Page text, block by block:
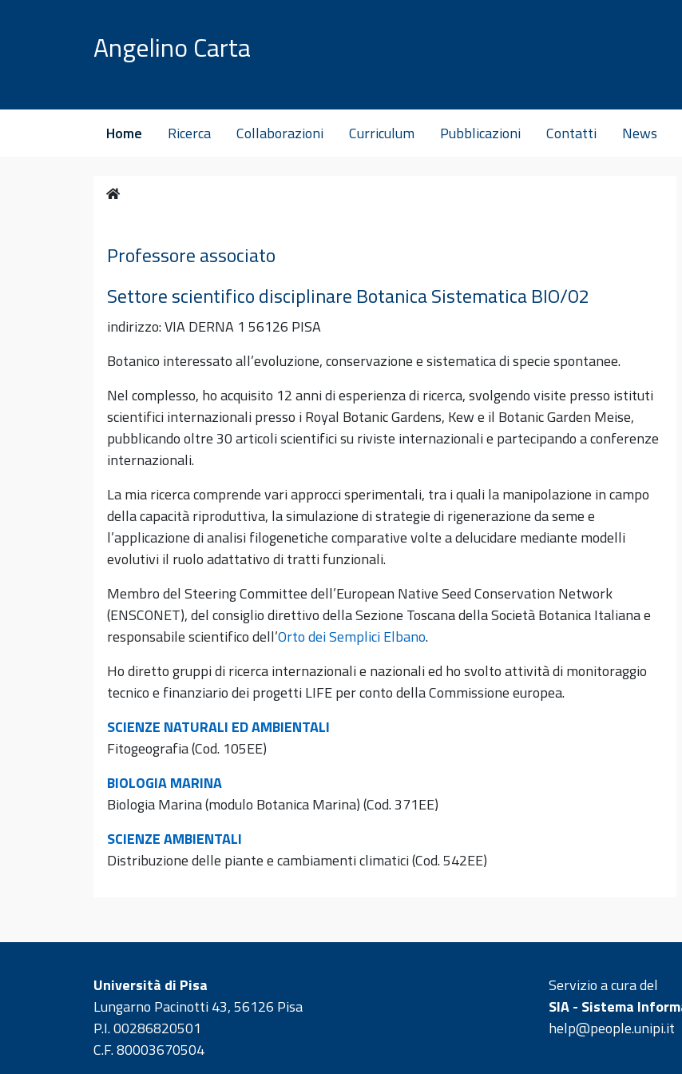
Angelino Carta
Home Ricerca Collaborazioni Curriculum Pubblicazioni Contatti News
Home
Professore associato
Settore scientifico disciplinare Botanica Sistematica BIO/02
indirizzo: VIA DERNA 1 56126 PISA
Botanico interessato all’evoluzione, conservazione e sistematica di specie spontanee.
Nel complesso, ho acquisito 12 anni di esperienza di ricerca, svolgendo visite presso istituti
scientifici internazionali presso i Royal Botanic Gardens, Kew e il Botanic Garden Meise,
pubblicando oltre 30 articoli scientifici su riviste internazionali e partecipando a conferenze
internazionali.
La mia ricerca comprende vari approcci sperimentali, tra i quali la manipolazione in campo
della capacità riproduttiva, la simulazione di strategie di rigenerazione da seme e
l’applicazione di analisi filogenetiche comparative volte a delucidare mediante modelli
evolutivi il ruolo adattativo di tratti funzionali.
Membro del Steering Committee dell’European Native Seed Conservation Network
(ENSCONET), del consiglio direttivo della Sezione Toscana della Società Botanica Italiana e
responsabile scientifico dell’Orto dei Semplici Elbano.
Ho diretto gruppi di ricerca internazionali e nazionali ed ho svolto attività di monitoraggio
tecnico e finanziario dei progetti LIFE per conto della Commissione europea.
SCIENZE NATURALI ED AMBIENTALI
Fitogeografia (Cod. 105EE)
BIOLOGIA MARINA
Biologia Marina (modulo Botanica Marina) (Cod. 371EE)
SCIENZE AMBIENTALI
Distribuzione delle piante e cambiamenti climatici (Cod. 542EE)
Università di Pisa
Lungarno Pacinotti 43, 56126 Pisa
P.I. 00286820501
C.F. 80003670504
Servizio a cura del
SIA - Sistema
help@people.unipi.it